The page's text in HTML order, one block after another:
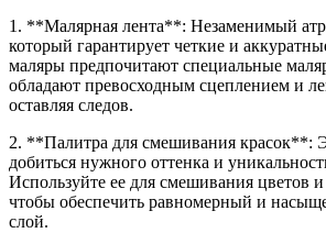
1. **Малярная лента**: Незаменимый
который гарантирует четкие и
маляры предпочитают специальные
обладают превосходным сцеплением и
оставляя следов.
2. **Палитра для смешивания красок**:
добиться нужного оттенка и
Используйте ее для смешивания цветов
чтобы обеспечить равномерный и
слой.